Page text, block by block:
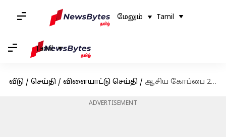
மேலும் Tamil
Tamil
வீடு / செய்தி / விளையாட்டு செய்தி / ஆசிய கோப்பை 2023 : பலரும் அறிந்திராத ஐந்து சுவாரஷ்ய தகவல்கள்
ADVERTISEMENT